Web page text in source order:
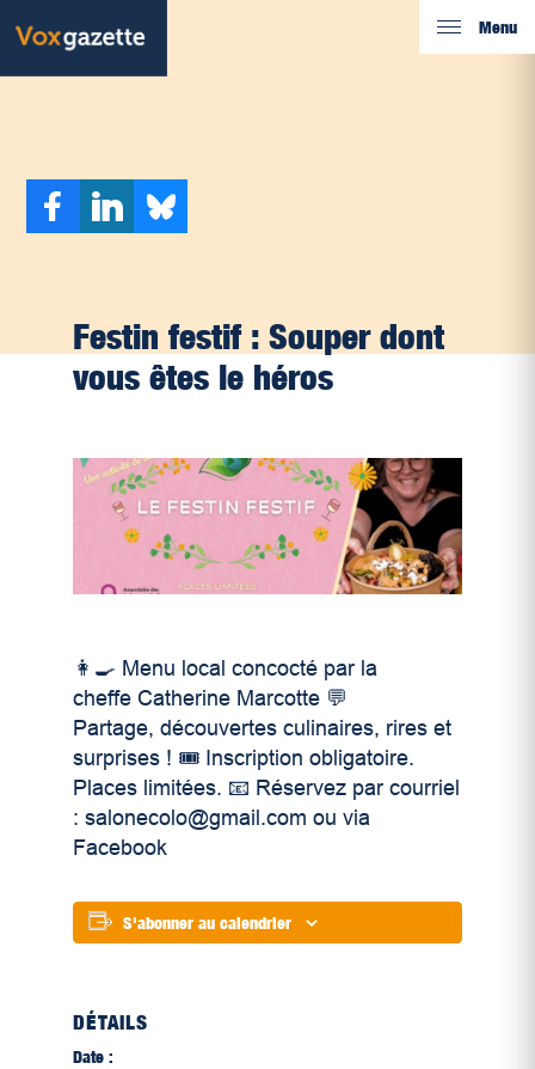
Menu
Festin festif : Souper dont
vous êtes le héros
👩‍🍳 Menu local concocté par la
cheffe Catherine Marcotte 💬
Partage, découvertes culinaires, rires et
surprises ! 🎟️ Inscription obligatoire.
Places limitées. 📧 Réservez par courriel
: salonecolo@gmail.com ou via
Facebook
S'abonner au calendrier
DÉTAILS
Date :